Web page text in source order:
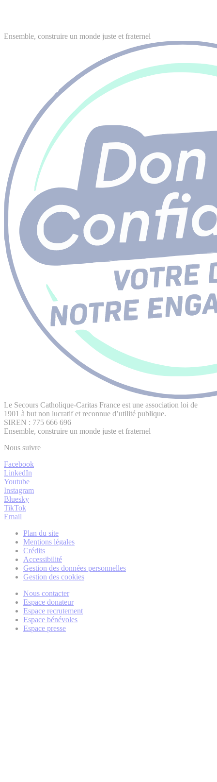
Ensemble, construire un monde juste et fraternel
Le Secours Catholique-Caritas France est une association loi de
1901 à but non lucratif et reconnue d’utilité publique.
SIREN : 775 666 696
Ensemble, construire un monde juste et fraternel
Nous suivre
Facebook
LinkedIn
Youtube
Instagram
Bluesky
TikTok
Email
Plan du site
Mentions légales
Crédits
Accessibilité
Gestion des données personnelles
Gestion des cookies
Nous contacter
Espace donateur
Espace recrutement
Espace bénévoles
Espace presse